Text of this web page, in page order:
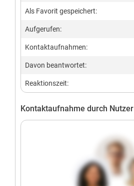
Als Favorit gespeichert:
Aufgerufen:
Kontaktaufnahmen:
Davon beantwortet:
Reaktionszeit:
Kontaktaufnahme durch Nutzer